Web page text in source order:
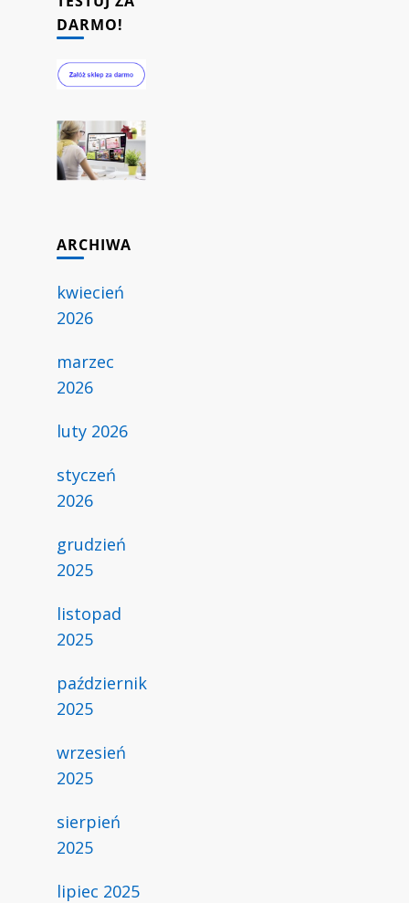
DARMO!
ARCHIWA
kwiecień
2026
marzec
2026
luty 2026
styczeń
2026
grudzień
2025
listopad
2025
październik
2025
wrzesień
2025
sierpień
2025
lipiec 2025